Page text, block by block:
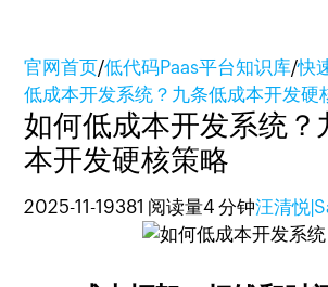
官网首页/低代码Paas平台知识库/快
低成本开发系统？九条低成本开发硬
如何低成本开发系统？
本开发硬核策略
2025-11-19381 阅读量4 分钟汪清悦